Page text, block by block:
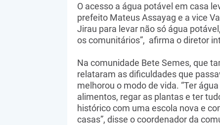
O acesso a água potável em casa
prefeito Mateus Assayag e a vice
Jirau para levar não só água
os comunitários”, afirma o diretor
Na comunidade Bete Semes, que
relataram as dificuldades que
melhorou o modo de vida. “Ter
alimentos, regar as plantas e ter
histórico com uma escola nova e
casas”, disse o coordenador da